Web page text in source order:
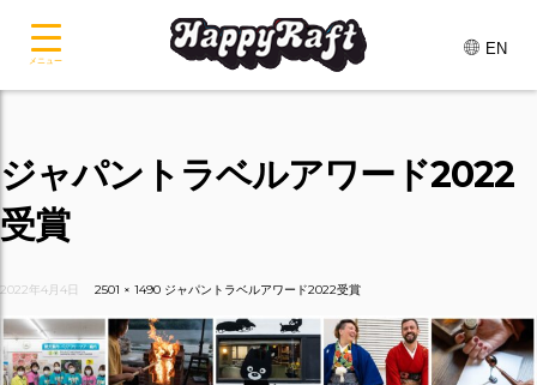
EN
ジャパントラベルアワード2022
受賞
2022年4月4日 2501 × 1490 ジャパントラベルアワード2022受賞
メニュー